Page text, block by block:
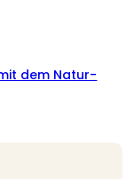
dem Natur-